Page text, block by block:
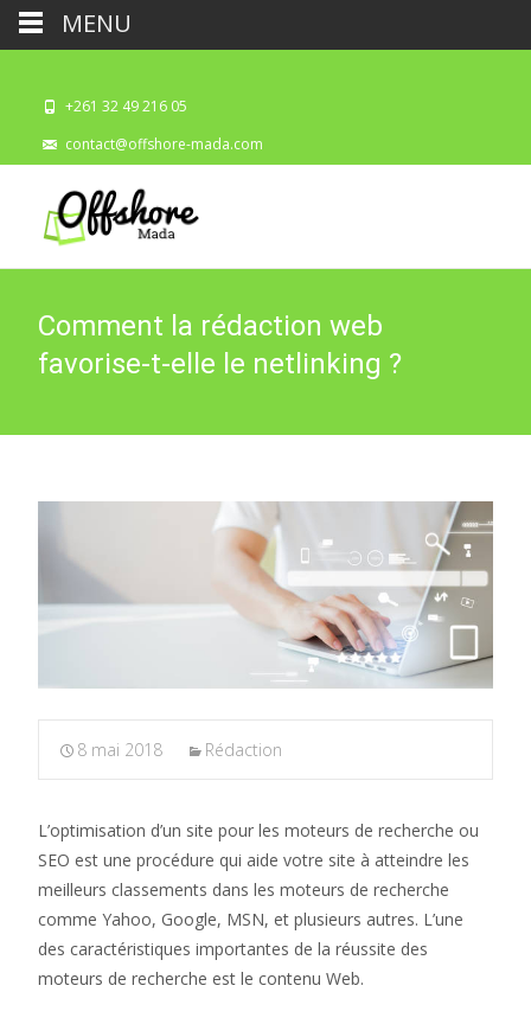
+261 32 49 216 05
contact@offshore-mada.com
Comment la rédaction web
favorise-t-elle le netlinking ?
8 mai 2018 Rédaction
L’optimisation d’un site pour les moteurs de recherche ou
SEO est une procédure qui aide votre site à atteindre les
meilleurs classements dans les moteurs de recherche
comme Yahoo, Google, MSN, et plusieurs autres. L’une
des caractéristiques importantes de la réussite des
moteurs de recherche est le contenu Web.
MENU